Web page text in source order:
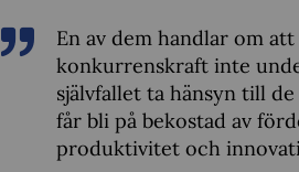
En av dem handlar om
konkurrenskraft inte
självfallet ta hänsyn till
får bli på bekostad av
produktivitet och